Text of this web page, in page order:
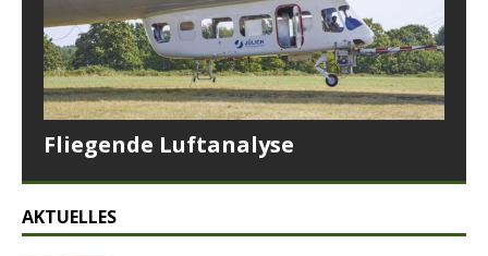
Fliegende Luftanalyse
AKTUELLES